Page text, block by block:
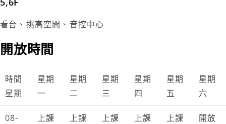
看台、挑高空間、音控中心
開放時間
時間
星期
星期
一
星期
二
星期
三
星期
四
星期
五
星期
六
08-
上課 上課 上課 上課 上課
開放